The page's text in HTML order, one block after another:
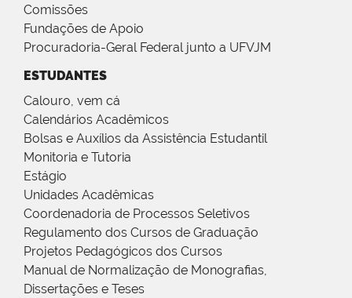
Comissões
Fundações de Apoio
Procuradoria-Geral Federal junto a UFVJM
ESTUDANTES
Calouro, vem cá
Calendários Acadêmicos
Bolsas e Auxílios da Assistência Estudantil
Monitoria e Tutoria
Estágio
Unidades Acadêmicas
Coordenadoria de Processos Seletivos
Regulamento dos Cursos de Graduação
Projetos Pedagógicos dos Cursos
Manual de Normalização de Monografias,
Dissertações e Teses